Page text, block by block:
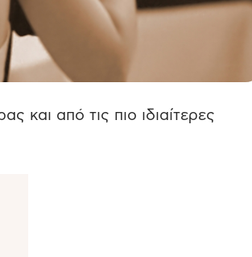
και από τις πιο ιδιαίτερες